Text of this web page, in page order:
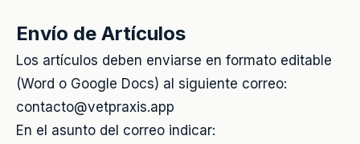
Envío de Artículos
Los artículos deben enviarse en formato editable
(Word o Google Docs) al siguiente correo:
contacto@vetpraxis.app
En el asunto del correo indicar: